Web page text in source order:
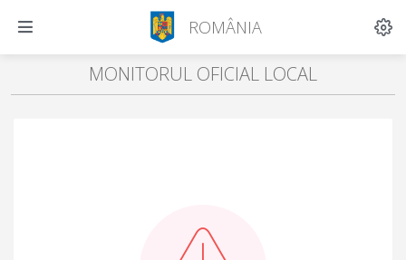
ROMÂNIA
MONITORUL OFICIAL LOCAL